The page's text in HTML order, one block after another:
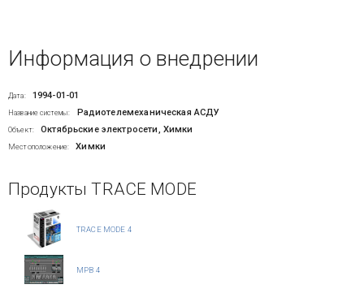
Информация о внедрении
Дата: 1994-01-01
Название системы: Радиотелемеханическая АСДУ
Объект: Октябрьские электросети, Химки
Местоположение: Химки
Продукты TRACE MODE
TRACE MODE 4
МРВ 4